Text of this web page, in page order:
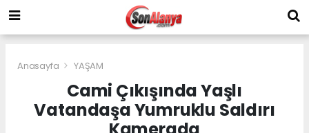
Anasayfa YAŞAM
Cami Çıkışında Yaşlı
Vatandaşa Yumruklu Saldırı